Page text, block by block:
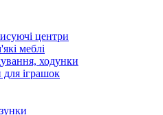
центри
меблі
ходунки
іграшок